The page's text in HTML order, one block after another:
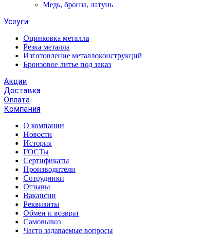
Медь, бронза, латунь
Услуги
Оцинковка металла
Резка металла
Изготовление металлоконструкций
Бронзовое литье под заказ
Акции
Доставка
Оплата
Компания
О компании
Новости
История
ГОСТы
Сертификаты
Производители
Сотрудники
Отзывы
Вакансии
Реквизиты
Обмен и возврат
Самовывоз
Часто задаваемые вопросы